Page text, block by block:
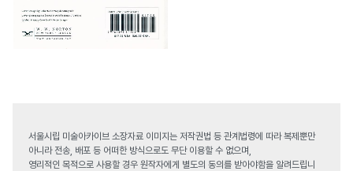
서울시립 미술아카이브 소장자료 이미지는 저작권법 등 관계법령에 따라 복제뿐만
아니라 전송, 배포 등 어떠한 방식으로도 무단 이용할 수 없으며,
영리적인 목적으로 사용할 경우 원작자에게 별도의 동의를 받아야함을 알려드립니